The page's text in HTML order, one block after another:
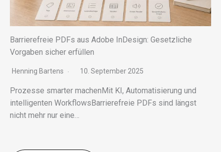
Barrierefreie PDFs aus Adobe InDesign: Gesetzliche
Vorgaben sicher erfüllen
Henning Bartens 10. September 2025
Prozesse smar­ter machenMit KI, Automatisierung und
intel­li­gen­ten WorkflowsBarrierefreie PDFs sind längst
nicht mehr nur eine…